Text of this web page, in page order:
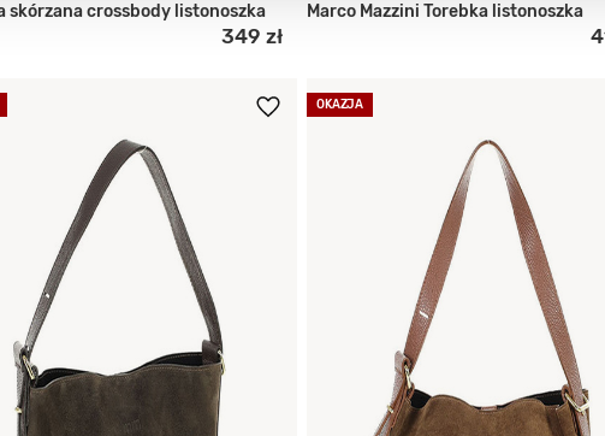
skórzana crossbody listonoszka
349 zł
Marco Mazzini Torebka listonoszka
OKAZJA